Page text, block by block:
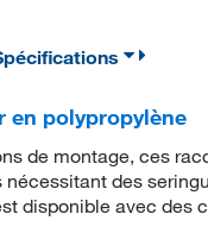
polypropylène
de montage, ces
des
disponible avec des c